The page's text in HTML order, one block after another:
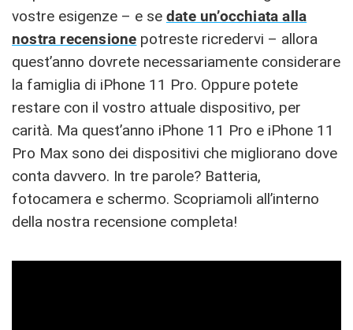
vostre esigenze – e se date un’occhiata alla
nostra recensione potreste ricredervi – allora
quest’anno dovrete necessariamente considerare
la famiglia di iPhone 11 Pro. Oppure potete
restare con il vostro attuale dispositivo, per
carità. Ma quest’anno iPhone 11 Pro e iPhone 11
Pro Max sono dei dispositivi che migliorano dove
conta davvero. In tre parole? Batteria,
fotocamera e schermo. Scopriamoli all’interno
della nostra recensione completa!